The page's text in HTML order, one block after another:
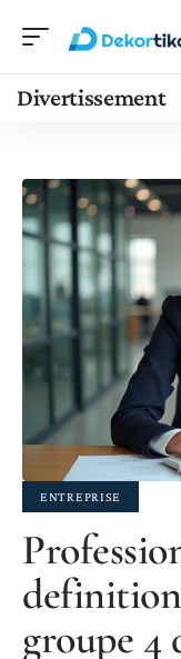
Divertissement
ENTREPRISE
groupe 4